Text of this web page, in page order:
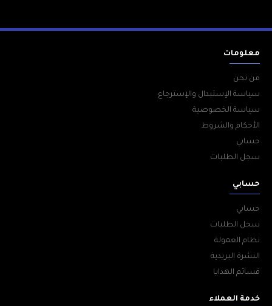
معلومات
من نحن
سياسة الإستبدال والإسترجاع
سياسة الخصوصية
الأحكام والشروط
حسابي
سجل الطلبات
حسابي
حسابي
سجل الطلبات
نظام العمولة
النشرة البريدية
قسائم الهدايا
خدمة العملاء